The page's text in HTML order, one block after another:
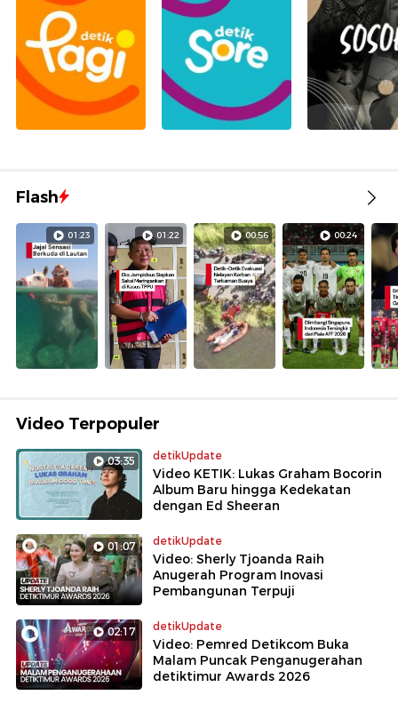
Flash
01:23 01:22 00:56 00:24
Video Terpopuler
03:35 detikUpdate
Video KETIK: Lukas Graham Bocorin
Album Baru hingga Kedekatan
dengan Ed Sheeran
01:07 detikUpdate
Video: Sherly Tjoanda Raih
Anugerah Program Inovasi
Pembangunan Terpuji
02:17 detikUpdate
Video: Pemred Detikcom Buka
Malam Puncak Penganugerahan
detiktimur Awards 2026